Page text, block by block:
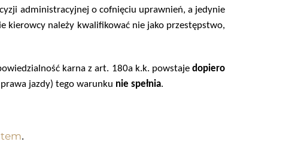
administracyjnej o cofnięciu uprawnień, a jedynie
kierowcy należy kwalifikować nie jako przestępstwo,
karna z art. 180a k.k. powstaje dopiero
jazdy) tego warunku nie spełnia.
.